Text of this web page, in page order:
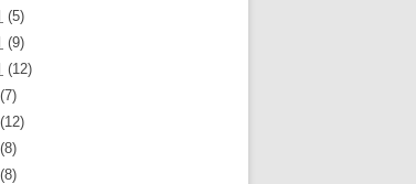
(5)
(9)
(12)
(7)
(12)
(8)
(8)